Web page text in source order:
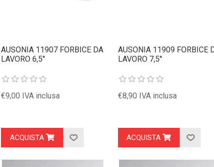
AUSONIA 11907 FORBICE DA
LAVORO 6,5''
€9,00 IVA inclusa
ACQUISTA
AUSONIA 11909 FORBICE
LAVORO 7,5''
€8,90 IVA inclusa
ACQUISTA